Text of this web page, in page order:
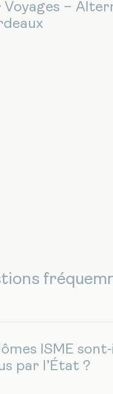
Voyages –
ISME
par l’État ?